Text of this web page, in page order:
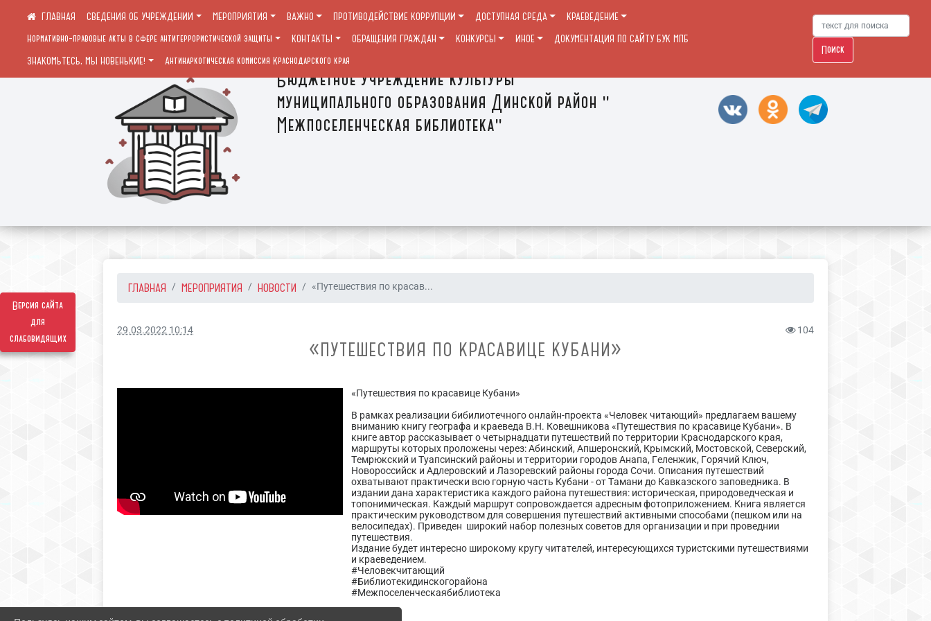
Версия сайта
для
слабовидящих
Бюджетное учреждение культуры
муниципального образования Динской район "
Межпоселенческая библиотека"
СВЕДЕНИЯ ОБ УЧРЕЖДЕНИИ МЕРОПРИЯТИЯ ВАЖНО ПРОТИВОДЕЙСТВИЕ КОРРУПЦИИ ДОСТУПНАЯ СРЕДА
КРАЕВЕДЕНИЕ
Нормативно-правовые акты в сфере антитеррористической защиты
КОНТАКТЫ ОБРАЩЕНИЯ ГРАЖДАН КОНКУРСЫ ИНОЕ
ДОКУМЕНТАЦИЯ ПО САЙТУ БУК МПБ
ЗНАКОМЬТЕСЬ, МЫ НОВЕНЬКИЕ!
Антинаркотическая комиссия Краснодарского края
Поиск
ГЛАВНАЯ МЕРОПРИЯТИЯ НОВОСТИ «Путешествия по красав...
29.03.2022 10:14 104
«ПУТЕШЕСТВИЯ ПО КРАСАВИЦЕ КУБАНИ»
«Путешествия по красавице Кубани»
В рамках реализации бибилиотечного онлайн-проекта «Человек читающий» предлагаем вашему
вниманию книгу географа и краеведа В.Н. Ковешникова «Путешествия по красавице Кубани». В
книге автор рассказывает о четырнадцати путешествий по территории Краснодарского края,
маршруты которых проложены через: Абинский, Апшеронский, Крымский, Мостовской, Северский,
Темрюкский и Туапсинский районы и территории городов Анапа, Геленжик, Горячий Ключ,
Новороссийск и Адлеровский и Лазоревский районы города Сочи. Описания путешествий
охватывают практически всю горную часть Кубани - от Тамани до Кавказского заповедника. В
издании дана характеристика каждого района путешествия: историческая, природоведческая и
топонимическая. Каждый маршрут сопровождается адресным фотоприложением. Книга является
практическим руководством для совершения путешествий активными способами (пешком или на
велосипедах). Приведен широкий набор полезных советов для организации и при проведнии
путешествия.
Издание будет интересно широкому кругу читателей, интересующихся туристскими путешествиями
и краеведением.
#Человекчитающий
#Библиотекидинскогорайона
#Межпоселенческаябиблиотека